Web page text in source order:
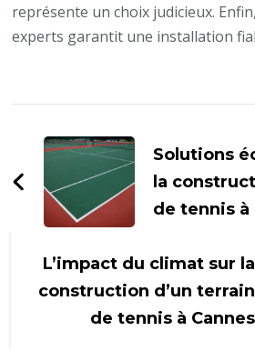
représente un choix judicieux.
experts garantit une installation
d'article
Solutions
la
de tennis à
L’impact du climat sur la
construction d’un terrain
de tennis à Cannes